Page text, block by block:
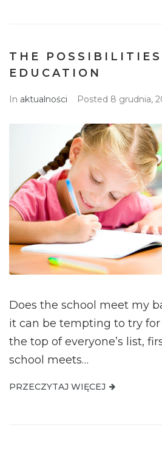
THE POSSIBILITIES
EDUCATION
In aktualności Posted 8 grudnia,
Does the school meet my
it can be tempting to try for
the top of everyone’s list,
school meets…
PRZECZYTAJ WIĘCEJ